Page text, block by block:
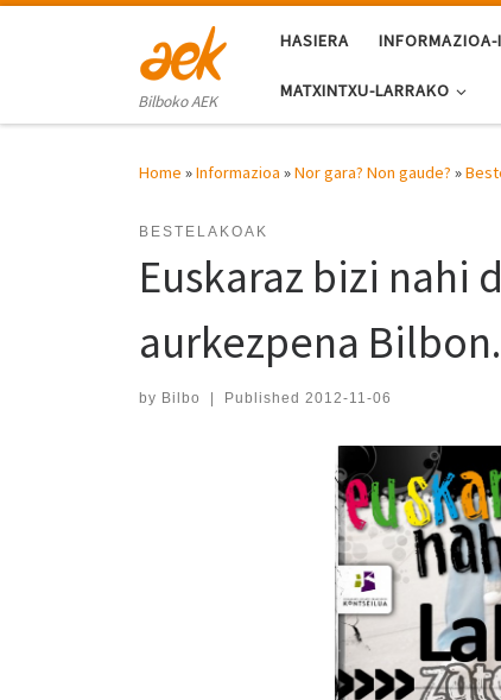
Bilboko AEK
HASIERA
MATXINTXU-LARRAKO
Home »Informazioa »Nor gara? Non gaude? »
BESTELAKOAK
Euskaraz bizi nahi
aurkezpena Bilbon.
by Bilbo Published 2012-11-06